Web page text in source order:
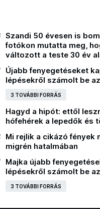
Szandi 50 évesen is
fotókon mutatta meg,
változott a teste 30 év
Újabb fenyegetéseket
lépésekről számolt be
3 TOVÁBBI FORRÁS
Hagyd a hipót: ettől
hófehérek a lepedők és
Mi rejlik a cikázó fények
migrén hatalmában
Majka újabb
lépésekről számolt be
3 TOVÁBBI FORRÁS